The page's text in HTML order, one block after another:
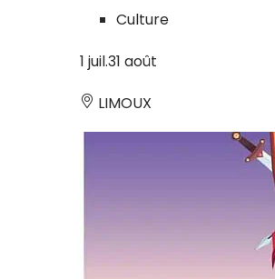
Culture
1 juil.31 août
LIMOUX